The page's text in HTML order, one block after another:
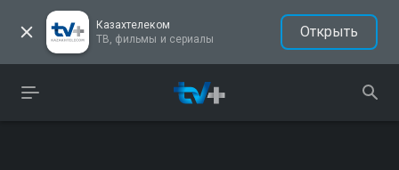
Казахтелеком
ТВ, фильмы и сериалы
Открыть